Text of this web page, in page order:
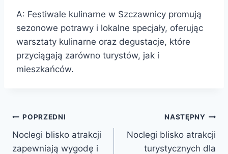
A: Festiwale kulinarne w Szczawnicy promują
sezonowe potrawy i lokalne specjały, oferując
warsztaty kulinarne oraz degustacje, które
przyciągają zarówno turystów, jak i
mieszkańców.
Nawigacja
wpisu
POPRZEDNI
Noclegi blisko atrakcji
zapewniają wygodę i
NASTĘPNY
Noclegi blisko atrakcji
turystycznych dla